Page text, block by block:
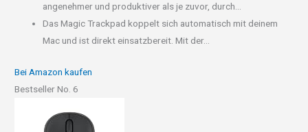
angenehmer und produktiver als je zuvor, durch...
Das Magic Trackpad koppelt sich automatisch mit deinem
Mac und ist direkt einsatzbereit. Mit der...
Bei Amazon kaufen
Bestseller No. 6